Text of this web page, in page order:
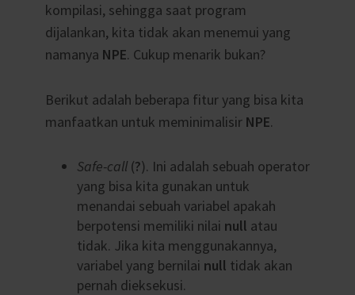
kompilasi, sehingga saat program
dijalankan, kita tidak akan menemui yang
namanya NPE. Cukup menarik bukan?
Berikut adalah beberapa fitur yang bisa kita
manfaatkan untuk meminimalisir NPE.
Safe-call(?). Ini adalah sebuah operator
yang bisa kita gunakan untuk
menandai sebuah variabel apakah
berpotensi memiliki nilai null atau
tidak. Jika kita menggunakannya,
variabel yang bernilai null tidak akan
pernah dieksekusi.